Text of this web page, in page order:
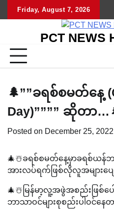
Friday, August 7, 2026
PCT NEWS
🌲””ခရစ်စမတ်နေ့
Day)”””” ဆိုတာ
Posted on December 25, 2022
🎄☃️ခရစ်စမတ်နေ့မှာခရစ်ယန်ဘ
အားလပ်ရက်ဖြစ်လိုလူအများပျ
🎄☃️မြန်မာ့လူ့အဖွဲအစည်းဖြစ်‌
ဘာသာဝင်များစုစည်းပါဝင်‌‌နေတာ